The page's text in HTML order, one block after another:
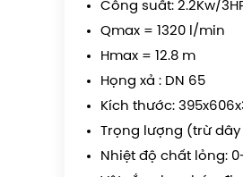
Công suất: 2.2Kw/
Qmax = 1320 l/min
Hmax = 12.8 m
Họng xả : DN 65
Kích thước:
Trọng lượng (trừ dây
Nhiệt độ chất lỏng: